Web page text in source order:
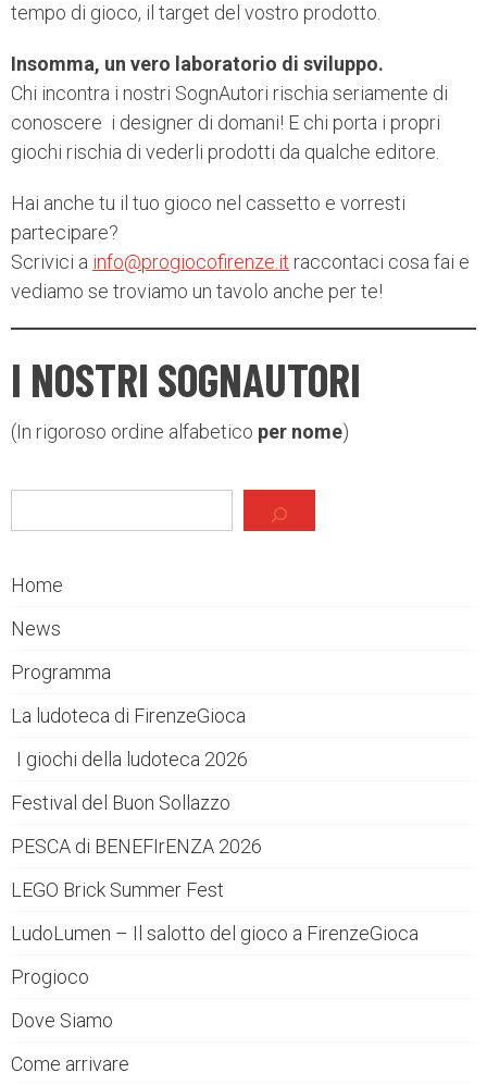
tempo di gioco, il target del vostro prodotto.
Insomma, un vero laboratorio di sviluppo.
Chi incontra i nostri SognAutori rischia seriamente di
conoscere i designer di domani! E chi porta i propri
giochi rischia di vederli prodotti da qualche editore.
Hai anche tu il tuo gioco nel cassetto e vorresti
partecipare?
Scrivici a info@progiocofirenze.it raccontaci cosa fai e
vediamo se troviamo un tavolo anche per te!
I NOSTRI SOGNAUTORI
(In rigoroso ordine alfabetico per nome)
Home
News
Programma
La ludoteca di FirenzeGioca
I giochi della ludoteca 2026
Festival del Buon Sollazzo
PESCA di BENEFIrENZA 2026
LEGO Brick Summer Fest
LudoLumen – Il salotto del gioco a FirenzeGioca
Progioco
Dove Siamo
Come arrivare